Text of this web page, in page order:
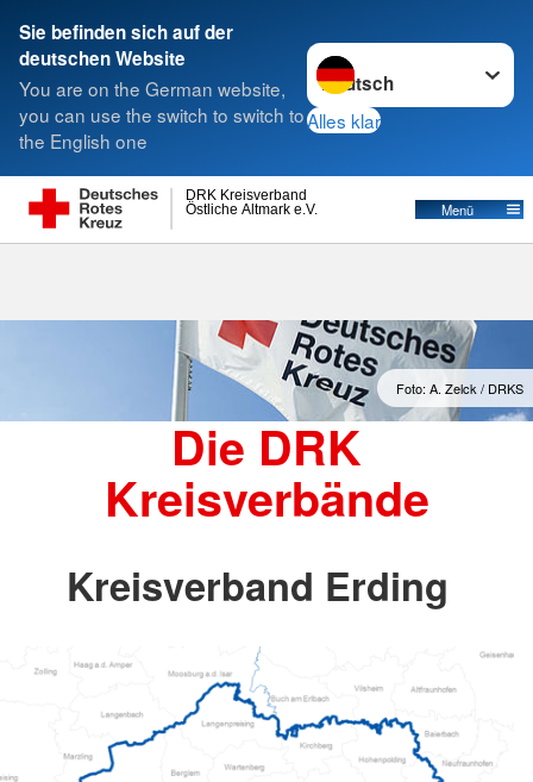
Sie befinden sich auf der
deutschen Website
You are on the German website,
you can use the switch to switch to
the English one
Sprache wechseln zu
Alles klar
Östliche Altmark e.V.
DRK Kreisverband
Menü
Suche
Kreisverbände
Foto: A. Zelck / DRKS
Die DRK
Kreisverbände
Kreisverband Erding